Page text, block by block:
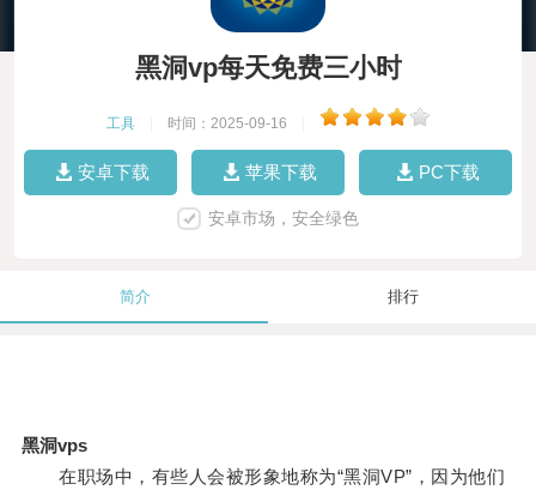
黑洞vp每天免费三小时
工具 时间：2025-09-16
安卓下载 苹果下载 PC下载
安卓市场，安全绿色
简介 排行
黑洞vps
在职场中，有些人会被形象地称为“黑洞VP”，因为他们